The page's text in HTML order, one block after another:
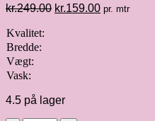
kr.249.00 Den
kr.159.00Den
pr. mtr
Kvalitet:
Bredde:
Vægt:
Vask:
4.5 på lager